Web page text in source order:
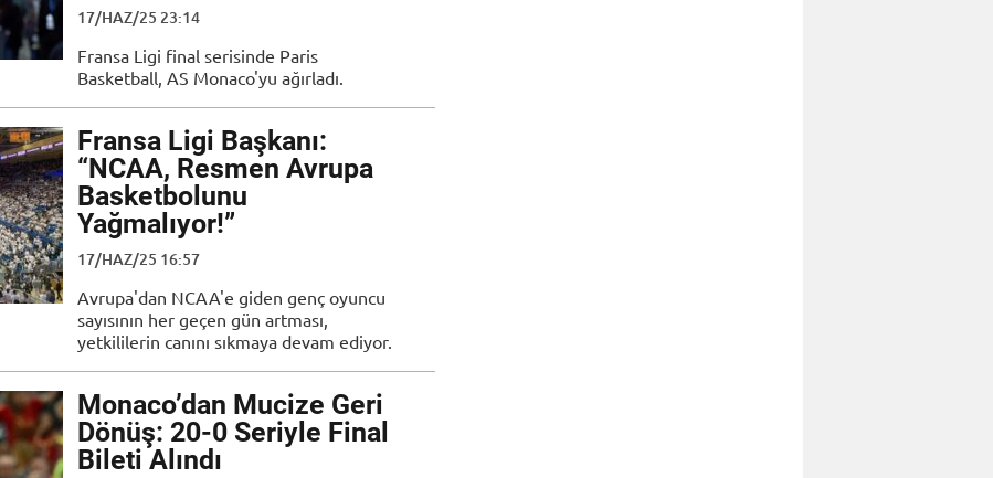
17/HAZ/25 23:14
Fransa Ligi final serisinde Paris
Basketball, AS Monaco'yu ağırladı.
Fransa Ligi Başkanı:
“NCAA, Resmen Avrupa
Basketbolunu
Yağmalıyor!”
17/HAZ/25 16:57
Avrupa'dan NCAA'e giden genç oyuncu
sayısının her geçen gün artması,
yetkililerin canını sıkmaya devam ediyor.
Monaco’dan Mucize Geri
Dönüş: 20-0 Seriyle Final
Bileti Alındı